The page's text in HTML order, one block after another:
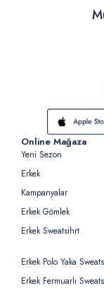
Online Mağaza
Yeni Sezon
Erkek
Kampanyalar
Erkek Gömlek
Erkek Sweatsihrt
Erkek Polo Yaka
Erkek Fermuarlı